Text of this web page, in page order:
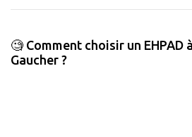
🧐 Comment choisir un EHPAD
Gaucher ?